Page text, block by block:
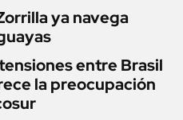
ya navega
entre Brasil
la preocupación